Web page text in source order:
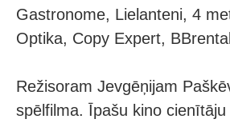
Gastronome, Lielanteni, 4
Optika, Copy Expert,
Režisoram Jevgēņijam
spēlfilma. Īpašu kino